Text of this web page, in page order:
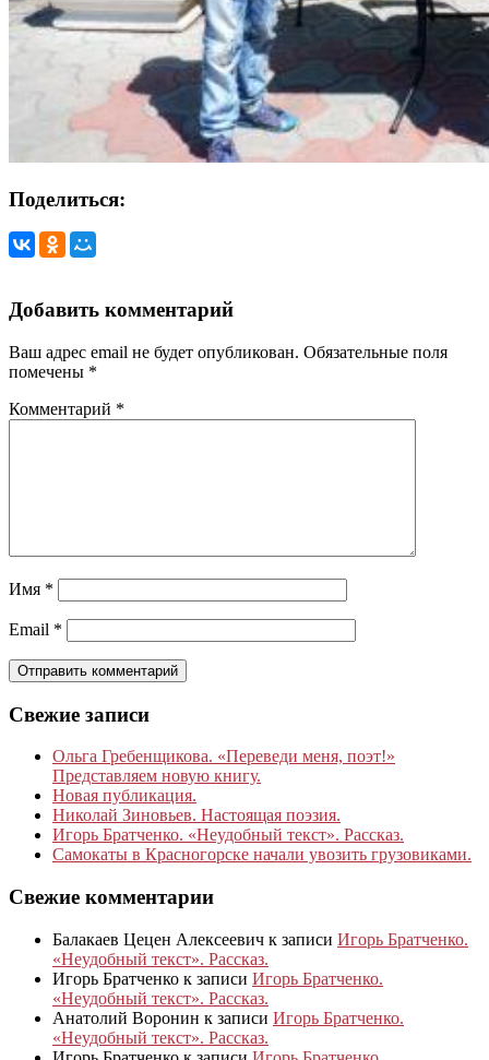
Поделиться:
Добавить комментарий
Ваш адрес email не будет опубликован. Обязательные поля
помечены *
Комментарий *
Имя *
Email *
Свежие записи
Ольга Гребенщикова. «Переведи меня, поэт!»
Представляем новую книгу.
Новая публикация.
Николай Зиновьев. Настоящая поэзия.
Игорь Братченко. «Неудобный текст». Рассказ.
Самокаты в Красногорске начали увозить грузовиками.
Свежие комментарии
Балакаев Цецен Алексеевич к записи Игорь Братченко.
«Неудобный текст». Рассказ.
Игорь Братченко к записи Игорь Братченко.
«Неудобный текст». Рассказ.
Анатолий Воронин к записи Игорь Братченко.
«Неудобный текст». Рассказ.